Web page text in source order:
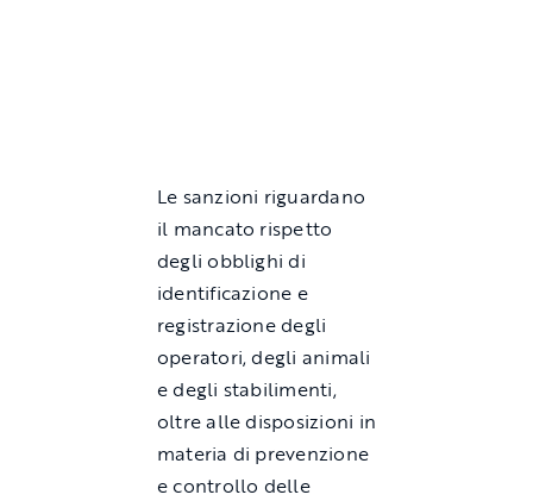
Le sanzioni riguardano
il mancato rispetto
degli obblighi di
identificazione e
registrazione degli
operatori, degli animali
e degli stabilimenti,
oltre alle disposizioni in
materia di prevenzione
e controllo delle